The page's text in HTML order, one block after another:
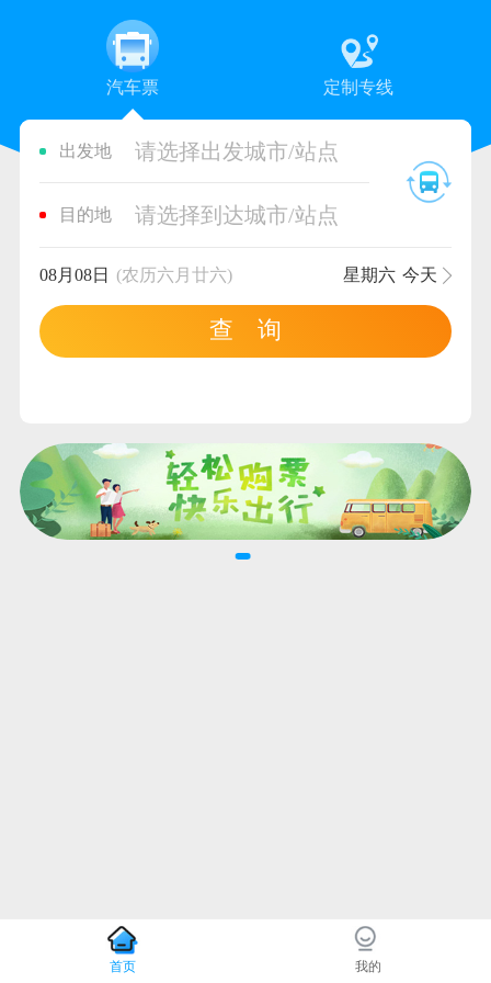
汽车票 定制专线
出发地 请选择出发城市/站点
目的地 请选择到达城市/站点
08月08日 (农历六月廿六) 星期六 今天
查 询
首页 我的